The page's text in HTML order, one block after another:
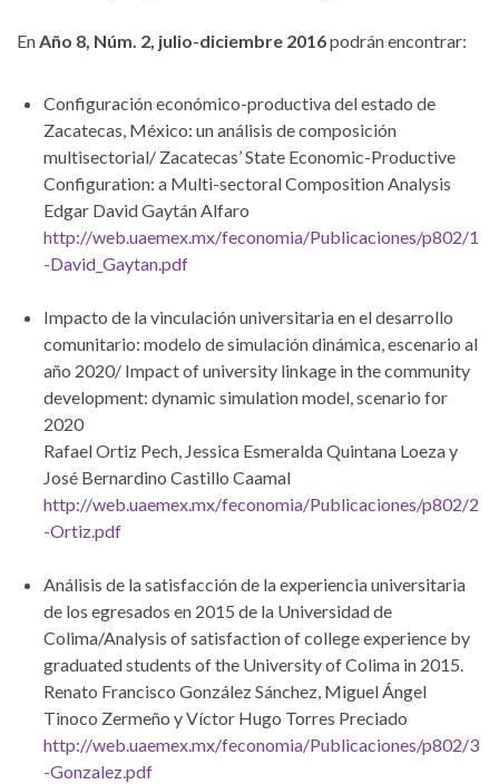
EnAño 8, Núm. 2, julio-diciembre 2016podrán encontrar:
Configuración económico-productiva del estado de
Zacatecas, México: un análisis de composición
multisectorial/ Zacatecas’ State Economic-Productive
Configuration: a Multi-sectoral Composition Analysis
Edgar David Gaytán Alfaro
http://web.uaemex.mx/feconomia/Publicaciones/p802/1
-David_Gaytan.pdf
Impacto de la vinculación universitaria en el desarrollo
comunitario: modelo de simulación dinámica, escenario al
año 2020/ Impact of university linkage in the community
development: dynamic simulation model, scenario for
2020
Rafael Ortiz Pech, Jessica Esmeralda Quintana Loeza y
José Bernardino Castillo Caamal
http://web.uaemex.mx/feconomia/Publicaciones/p802/2
-Ortiz.pdf
Análisis de la satisfacción de la experiencia universitaria
de los egresados en 2015 de la Universidad de
Colima/Analysis of satisfaction of college experience by
graduated students of the University of Colima in 2015.
Renato Francisco González Sánchez, Miguel Ángel
Tinoco Zermeño y Víctor Hugo Torres Preciado
http://web.uaemex.mx/feconomia/Publicaciones/p802/3
-Gonzalez.pdf